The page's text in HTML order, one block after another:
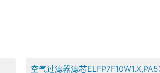
空气过滤器滤芯